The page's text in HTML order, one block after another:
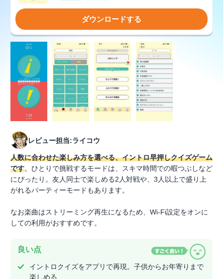
ダウンロードする
レビュー担当:ライコウ
人数に合わせた楽しみ方を選べる、イントロ早押しクイズゲーム
です。ひとりで挑戦するモードは、スキマ時間での暇つぶしなど
にぴったり。友人同士で楽しめる2人対戦や、3人以上で盛り上
がれるパーティーモードもあります。
なお楽曲はストリーミング再生になるため、Wi-Fi設定をオンに
しての利用がおすすめです。
良い点
イントロクイズをアプリで再現。子供からお年寄りまで
楽しめる